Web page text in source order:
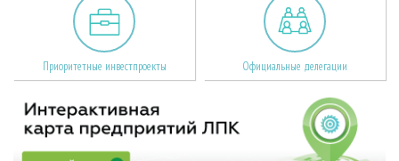
Приоритетные инвестпроекты Официальные делегации